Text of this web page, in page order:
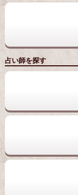
占い師を探す